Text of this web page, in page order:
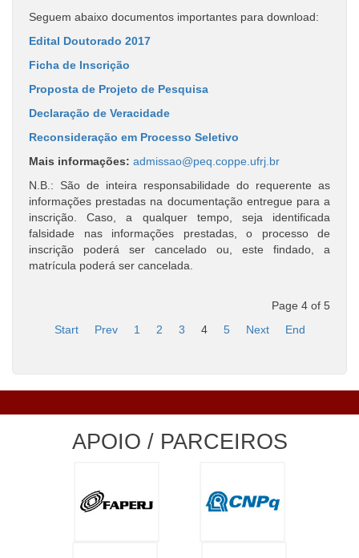
Seguem abaixo documentos importantes para download:
Edital Doutorado 2017
Ficha de Inscrição
Proposta de Projeto de Pesquisa
Declaração de Veracidade
Reconsideração em Processo Seletivo
Mais informações: admissao@peq.coppe.ufrj.br
N.B.: São de inteira responsabilidade do requerente as
informações prestadas na documentação entregue para a
inscrição. Caso, a qualquer tempo, seja identificada
falsidade nas informações prestadas, o processo de
inscrição poderá ser cancelado ou, este findado, a
matrícula poderá ser cancelada.
Page 4 of 5
Start
Prev 1 2 3 4 5 Next End
APOIO / PARCEIROS